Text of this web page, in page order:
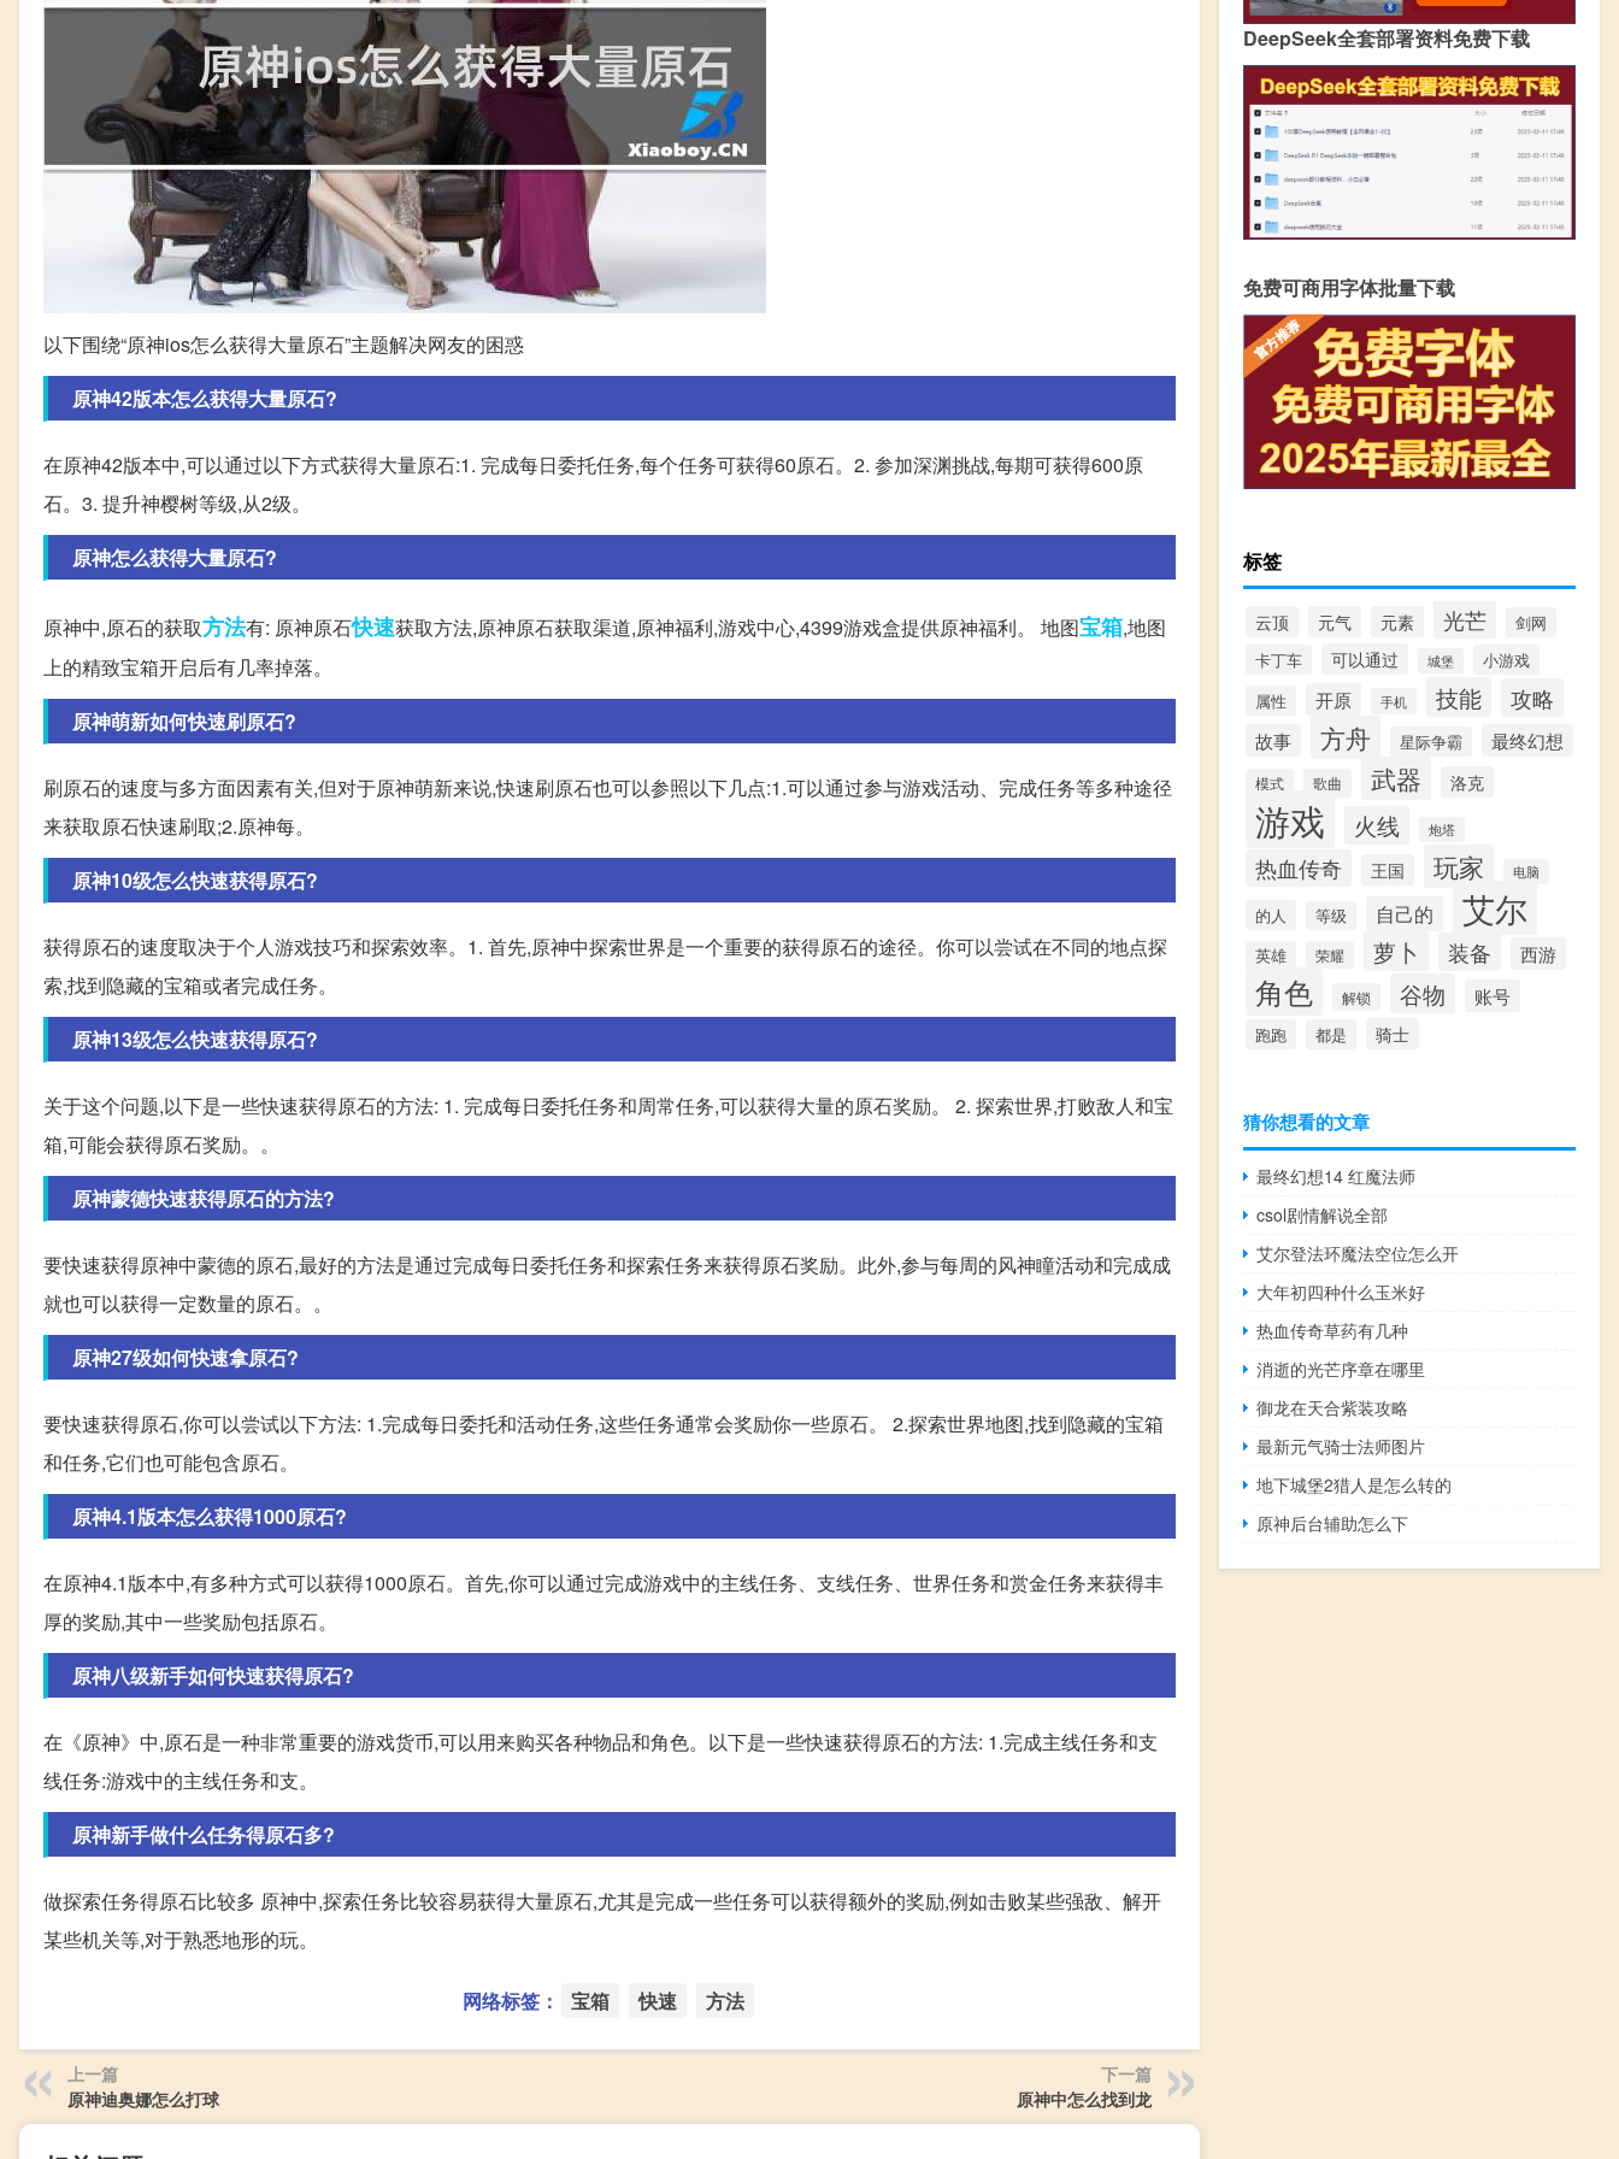
以下围绕“原神ios怎么获得大量原石”主题解决网友的困惑
原神42版本怎么获得大量原石?
在原神42版本中,可以通过以下方式获得大量原石:1. 完成每日委托任务,每个任务可获得60原石。2. 参加深渊挑战,每期可获得600原
石。3. 提升神樱树等级,从2级。
原神怎么获得大量原石?
原神中,原石的获取方法有: 原神原石快速获取方法,原神原石获取渠道,原神福利,游戏中心,4399游戏盒提供原神福利。 地图宝箱,地图
上的精致宝箱开启后有几率掉落。
原神萌新如何快速刷原石?
刷原石的速度与多方面因素有关,但对于原神萌新来说,快速刷原石也可以参照以下几点:1.可以通过参与游戏活动、完成任务等多种途径
来获取原石快速刷取;2.原神每。
原神10级怎么快速获得原石?
获得原石的速度取决于个人游戏技巧和探索效率。1. 首先,原神中探索世界是一个重要的获得原石的途径。你可以尝试在不同的地点探
索,找到隐藏的宝箱或者完成任务。
原神13级怎么快速获得原石?
关于这个问题,以下是一些快速获得原石的方法: 1. 完成每日委托任务和周常任务,可以获得大量的原石奖励。 2. 探索世界,打败敌人和宝
箱,可能会获得原石奖励。。
原神蒙德快速获得原石的方法?
要快速获得原神中蒙德的原石,最好的方法是通过完成每日委托任务和探索任务来获得原石奖励。此外,参与每周的风神瞳活动和完成成
就也可以获得一定数量的原石。。
原神27级如何快速拿原石?
要快速获得原石,你可以尝试以下方法: 1.完成每日委托和活动任务,这些任务通常会奖励你一些原石。 2.探索世界地图,找到隐藏的宝箱
和任务,它们也可能包含原石。
原神4.1版本怎么获得1000原石?
在原神4.1版本中,有多种方式可以获得1000原石。首先,你可以通过完成游戏中的主线任务、支线任务、世界任务和赏金任务来获得丰
厚的奖励,其中一些奖励包括原石。
原神八级新手如何快速获得原石?
在《原神》中,原石是一种非常重要的游戏货币,可以用来购买各种物品和角色。以下是一些快速获得原石的方法: 1.完成主线任务和支
线任务:游戏中的主线任务和支。
原神新手做什么任务得原石多?
做探索任务得原石比较多 原神中,探索任务比较容易获得大量原石,尤其是完成一些任务可以获得额外的奖励,例如击败某些强敌、解开
某些机关等,对于熟悉地形的玩。
网络标签： 宝箱 快速 方法
上一篇
原神迪奥娜怎么打球
下一篇
原神中怎么找到龙
DeepSeek全套部署资料免费下载
免费可商用字体批量下载
标签
云顶 元气 元素 光芒
剑网
卡丁车
可以通过 城堡
小游戏
属性
开原 手机 技能 攻略
故事 方舟 星际争霸 最终幻想
模式 歌曲 武器 洛克
游戏 火线 炮塔
热血传奇 王国 玩家 电脑
的人 等级 自己的 艾尔
英雄 荣耀 萝卜 装备 西游
角色 解锁 谷物 账号
跑跑 都是 骑士
猜你想看的文章
最终幻想14 红魔法师
csol剧情解说全部
艾尔登法环魔法空位怎么开
大年初四种什么玉米好
热血传奇草药有几种
消逝的光芒序章在哪里
御龙在天合紫装攻略
最新元气骑士法师图片
地下城堡2猎人是怎么转的
原神后台辅助怎么下